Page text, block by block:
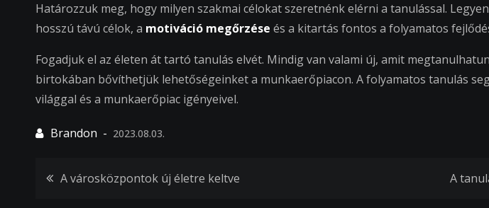
Határozzuk meg, hogy milyen szakmai célokat szeretnénk elérni a tanulással.
hosszú távú célok, a motiváció megőrzése és a kitartás fontos a folyamatos
Fogadjuk el az életen át tartó tanulás elvét. Mindig van valami új, amit
birtokában bővíthetjük lehetőségeinket a munkaerőpiacon. A folyamatos tanulás
világgal és a munkaerőpiac igényeivel.
2023.08.03.
Bejegyzés
A városközpontok új életre keltve A